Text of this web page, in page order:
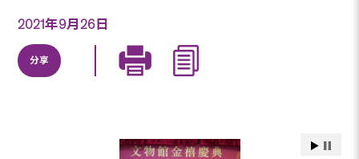
2021年9月26日
分享